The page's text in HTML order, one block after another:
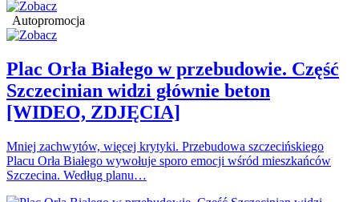
Autopromocja
Plac Orła Białego w przebudowie. Część
Szczecinian widzi głównie beton
[WIDEO, ZDJĘCIA]
Mniej zachwytów, więcej krytyki. Przebudowa szczecińskiego
Placu Orła Białego wywołuje sporo emocji wśród mieszkańców
Szczecina. Według planu…